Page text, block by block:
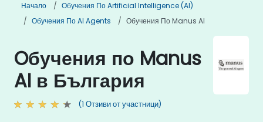
Начало
Обучения По Artificial Intelligence (AI)
Обучения По AI Agents
Обучения По Manus AI
Oбучения по Manus
AI в България
(1 Отзиви от участници)